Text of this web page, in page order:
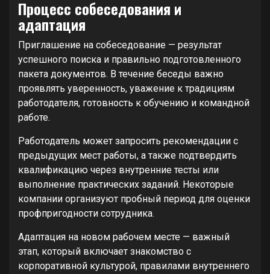
Процесс собеседования и
адаптация
Приглашение на собеседование — результат
успешного поиска и правильно подготовленного
пакета документов. В течение беседы важно
проявлять уверенность, уважение к традициям
работодателя, готовность к обучению и командной
работе.
Работодатель может запросить рекомендации с
предыдущих мест работы, а также подтвердить
квалификацию через внутренние тесты или
выполнение практических заданий. Некоторые
компании организуют пробный период для оценки
профпригодности сотрудника.
Адаптация на новом рабочем месте — важный
этап, который включает знакомство с
корпоративной культурой, правилами внутреннего